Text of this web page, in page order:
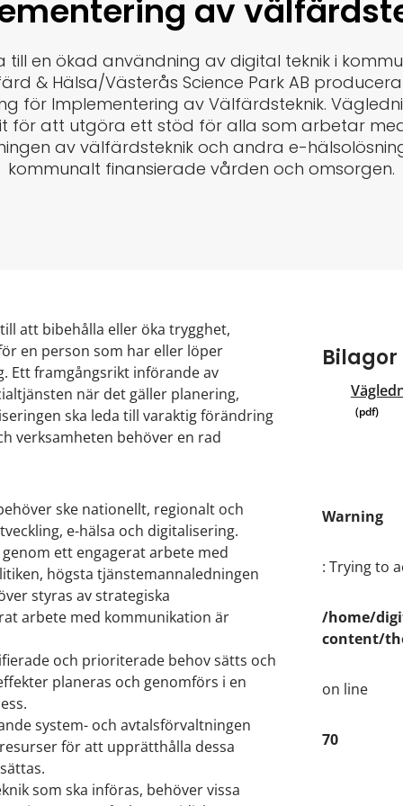
av
till en ökad användning av digital teknik i
& Hälsa/Västerås Science Park AB
för Implementering av Välfärdsteknik.
för att utgöra ett stöd för alla som arbetar
av välfärdsteknik och andra e-
kommunalt finansierade vården och omsorgen.
att bibehålla eller öka trygghet,
en person som har eller löper
Ett framgångsrikt införande av
när det gäller planering,
ska leda till varaktig förändring
verksamheten behöver en rad
ske nationellt, regionalt och
e-hälsa och digitalisering.
ett engagerat arbete med
högsta tjänstemannaledningen
styras av strategiska
arbete med kommunikation är
och prioriterade behov sätts och
planeras och genomförs i en
system- och avtalsförvaltningen
för att upprätthålla dessa
som ska införas, behöver vissa
Bilagor
Warning
: Trying to
/home/
content/
on line
70